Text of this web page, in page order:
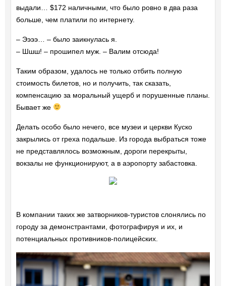
выдали… $172 наличными, что было ровно в два раза
больше, чем платили по интернету.
– Ээээ… – было заикнулась я.
– Шшш! – прошипел муж. – Валим отсюда!
Таким образом, удалось не только отбить полную
стоимость билетов, но и получить, так сказать,
компенсацию за моральный ущерб и порушенные планы.
Бывает же
Делать особо было нечего, все музеи и церкви Куско
закрылись от греха подальше. Из города выбраться тоже
не представлялось возможным, дороги перекрыты,
вокзалы не функционируют, а в аэропорту забастовка.
В компании таких же затворников-туристов слонялись по
городу за демонстрантами, фотографируя и их, и
потенциальных противников-полицейских.